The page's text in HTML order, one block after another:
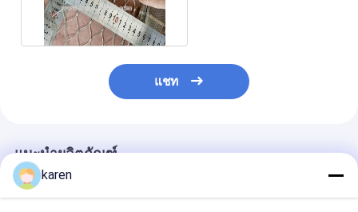
แชท
แนะนำผลิตภัณฑ์
karen